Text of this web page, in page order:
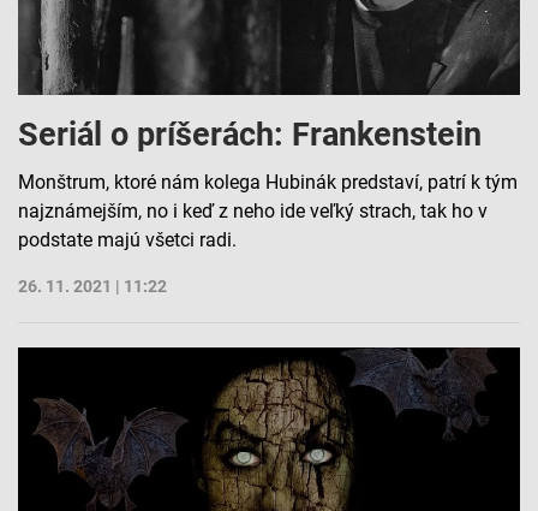
Seriál o príšerách: Frankenstein
Monštrum, ktoré nám kolega Hubinák predstaví, patrí k tým
najznámejším, no i keď z neho ide veľký strach, tak ho v
podstate majú všetci radi.
26. 11. 2021 | 11:22